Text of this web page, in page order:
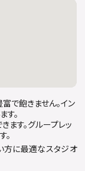
で飽きません。イン
す。
ます。グループレッ
。
方に最適なスタジオ